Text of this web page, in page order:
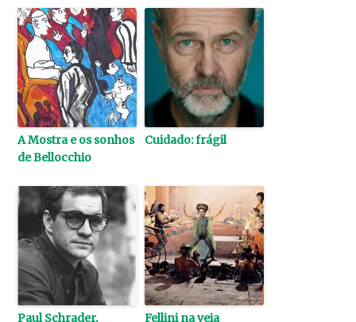
A Mostra e os sonhos
de Bellocchio
Cuidado: frágil
Paul Schrader,
Fellini na veia